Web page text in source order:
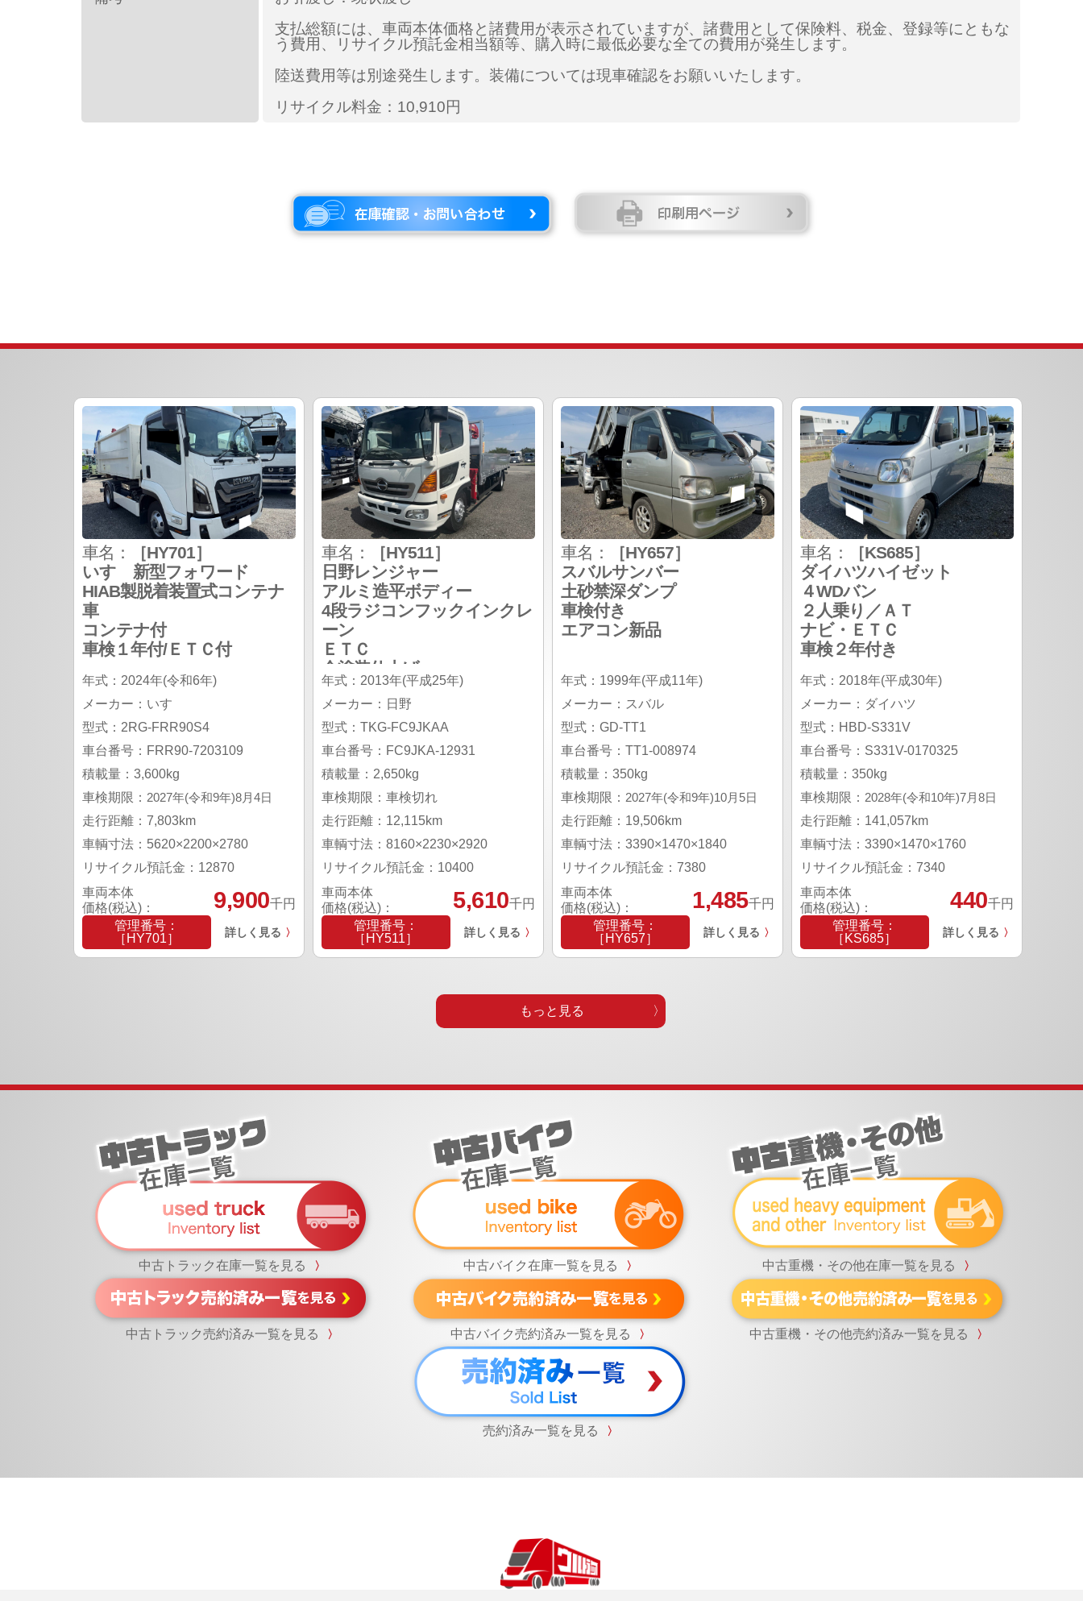
支払総額には、車両本体価格と諸費用が表示されていますが、諸費用として保険料、税金、登録等にともな
う費用、リサイクル預託金相当額等、購入時に最低必要な全ての費用が発生します。
陸送費用等は別途発生します。装備については現車確認をお願いいたします。
リサイクル料金：10,910円
車名：
［HY701］
いすゞ新型フォワード
HIAB製脱着装置式コンテナ
車
コンテナ付
車検１年付/ＥＴＣ付
年式：2024年(令和6年)
メーカー：いすゞ
型式：2RG-FRR90S4
車台番号：FRR90-7203109
積載量：3,600kg
車検期限： 2027年(令和9年)8月4日
走行距離：7,803km
車輌寸法：5620×2200×2780
リサイクル預託金：12870
車両本体
価格(税込)：
9,900千円
管理番号：
［HY701］
詳しく見る 〉
車名：
［HY511］
日野レンジャー
アルミ造平ボディー
4段ラジコンフックインクレ
ーン
ＥＴＣ
全塗装仕上げ
年式：2013年(平成25年)
メーカー：日野
型式：TKG-FC9JKAA
車台番号：FC9JKA-12931
積載量：2,650kg
車検期限：車検切れ
走行距離：12,115km
車輌寸法：8160×2230×2920
リサイクル預託金：10400
車両本体
価格(税込)：
5,610千円
管理番号：
［HY511］
詳しく見る 〉
車名：
［HY657］
スバルサンバー
土砂禁深ダンプ
車検付き
エアコン新品
年式：1999年(平成11年)
メーカー：スバル
型式：GD-TT1
車台番号：TT1-008974
積載量：350kg
車検期限： 2027年(令和9年)10月5日
走行距離：19,506km
車輌寸法：3390×1470×1840
リサイクル預託金：7380
車両本体
価格(税込)：
1,485千円
管理番号：
［HY657］
詳しく見る 〉
車名：
［KS685］
ダイハツハイゼット
４WDバン
２人乗り／ＡＴ
ナビ・ＥＴＣ
車検２年付き
年式：2018年(平成30年)
メーカー：ダイハツ
型式：HBD-S331V
車台番号：S331V-0170325
積載量：350kg
車検期限： 2028年(令和10年)7月8日
走行距離：141,057km
車輌寸法：3390×1470×1760
リサイクル預託金：7340
車両本体
価格(税込)：
440千円
管理番号：
［KS685］
詳しく見る 〉
もっと見る
中古トラック在庫一覧を見る 〉 中古バイク在庫一覧を見る 〉 中古重機・その他在庫一覧を見る 〉
中古トラック売約済み一覧を見る 〉 中古バイク売約済み一覧を見る 〉 中古重機・その他売約済み一覧を見る 〉
売約済み一覧を見る 〉